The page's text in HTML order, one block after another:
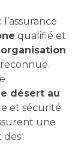
l’assurance
qualifié et
organisation
désert au
et sécurité.
une
des